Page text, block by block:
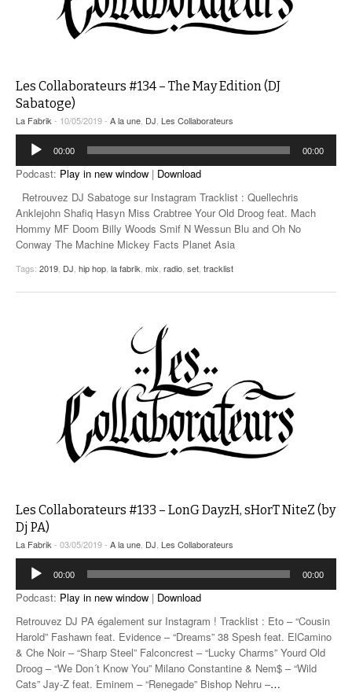
Les Collaborateurs #134 – The May Edition (DJ
Sabatoge)
La Fabrik - 10/05/2019 - A la une DJ Les Collaborateurs
Lecteur
audio
00:00 00:00
Podcast: Play in new window | Download
Retrouvez DJ Sabatoge sur Instagram Tracklist : Quellechris
Anklejohn Shafiq Hasyn Miss Crabtree Your Old Droog feat. Mach
Hommy MF Doom Billy Woods Smif N Wessun Blu and Oh No
Conway The Machine Mickey Facts Planet Asia
Tags: 2019 DJ hip hop la fabrik mix radio set tracklist
Les Collaborateurs #133 – LonG DayzH, sHorT NiteZ (by
Dj PA)
La Fabrik - 03/05/2019 - A la une DJ Les Collaborateurs
Lecteur
audio
00:00 00:00
Podcast: Play in new window | Download
Retrouvez DJ PA également sur Instagram ! Tracklist : Eto – “Cousin
Harold” Fashawn feat. Evidence – “Dreams” 38 Spesh feat. ElCamino
& Che Noir – “Sharp Steel” Falconcrest – “Lucky Charms” Yourd Old
Droog – “We Don´t Know You” Milano Constantine & Nem$ – “Wild
Cats” Jay-Z feat. Eminem – “Renegade” Bishop Nehru –…